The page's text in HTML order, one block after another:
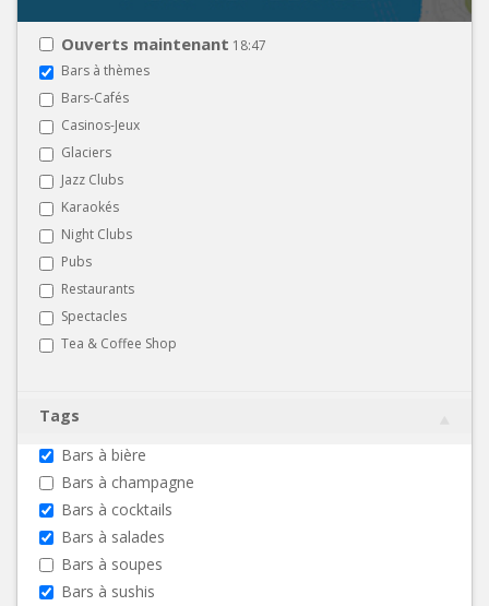
Ouverts maintenant 18:47
Bars à thèmes
Bars-Cafés
Casinos-Jeux
Glaciers
Jazz Clubs
Karaokés
Night Clubs
Pubs
Restaurants
Spectacles
Tea & Coffee Shop
Tags
Bars à bière
Bars à champagne
Bars à cocktails
Bars à salades
Bars à soupes
Bars à sushis